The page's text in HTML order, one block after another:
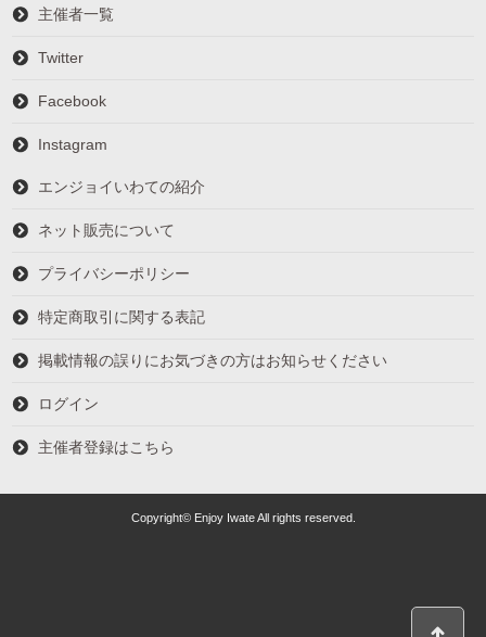
主催者一覧
Twitter
Facebook
Instagram
エンジョイいわての紹介
ネット販売について
プライバシーポリシー
特定商取引に関する表記
掲載情報の誤りにお気づきの方はお知らせください
ログイン
主催者登録はこちら
Copyright© Enjoy Iwate All rights reserved.